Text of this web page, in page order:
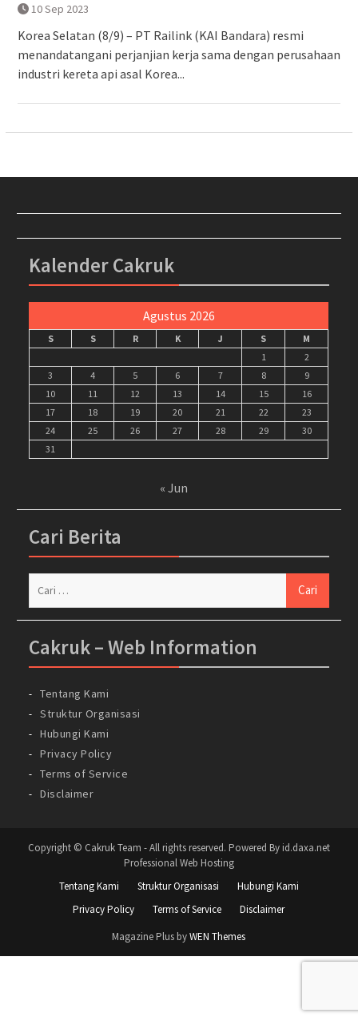
10 Sep 2023
Korea Selatan (8/9) – PT Railink (KAI Bandara) resmi
menandatangani perjanjian kerja sama dengan perusahaan
industri kereta api asal Korea...
Kalender Cakruk
Agustus 2026
S S R K J S
M
1
2
3
4 5 6 7 8
9
10
11 12 13 14 15
16
17
18 19 20 21 22
23
24
25 26 27 28 29
30
31
« Jun
Cari Berita
Cakruk – Web Information
Tentang Kami
Struktur Organisasi
Hubungi Kami
Privacy Policy
Terms of Service
Disclaimer
Copyright © Cakruk Team - All rights reserved. Powered By id.daxa.net
Professional Web Hosting
Tentang Kami
Struktur Organisasi
Hubungi Kami
Privacy Policy
Terms of Service
Disclaimer
Magazine Plus byWEN Themes